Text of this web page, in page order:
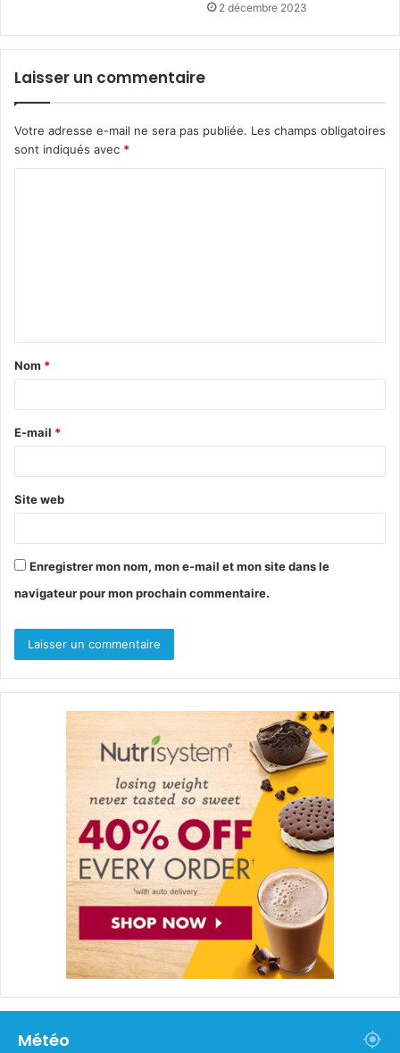
2 décembre 2023
Laisser un commentaire
Votre adresse e-mail ne sera pas publiée. Les champs obligatoires
sont indiqués avec *
t
a
e
*
Nom *
E-mail *
Site web
Enregistrer mon nom, mon e-mail et mon site dans le
navigateur pour mon prochain commentaire.
Météo